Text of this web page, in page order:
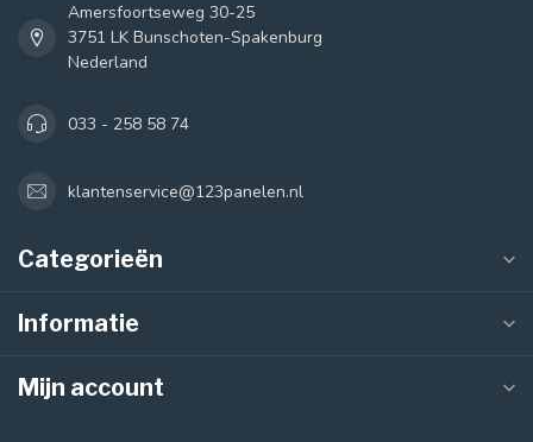
Amersfoortseweg 30-25
3751 LK Bunschoten-Spakenburg
Nederland
033 - 258 58 74
klantenservice@123panelen.nl
Categorieën
Informatie
Mijn account